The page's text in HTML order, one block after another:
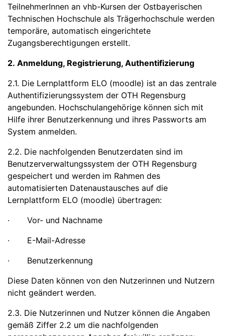
TeilnehmerInnen an vhb-Kursen der Ostbayerischen
Technischen Hochschule als Trägerhochschule werden
temporäre, automatisch eingerichtete
Zugangsberechtigungen erstellt.
2. Anmeldung, Registrierung, Authentifizierung
2.1. Die Lernplattform ELO (moodle) ist an das zentrale
Authentifizierungssystem der OTH Regensburg
angebunden. Hochschulangehörige können sich mit
Hilfe ihrer Benutzerkennung und ihres Passworts am
System anmelden.
2.2. Die nachfolgenden Benutzerdaten sind im
Benutzerverwaltungssystem der OTH Regensburg
gespeichert und werden im Rahmen des
automatisierten Datenaustausches auf die
Lernplattform ELO (moodle) übertragen:
· Vor- und Nachname
· E-Mail-Adresse
· Benutzerkennung
Diese Daten können von den Nutzerinnen und Nutzern
nicht geändert werden.
2.3. Die Nutzerinnen und Nutzer können die Angaben
gemäß Ziffer 2.2 um die nachfolgenden